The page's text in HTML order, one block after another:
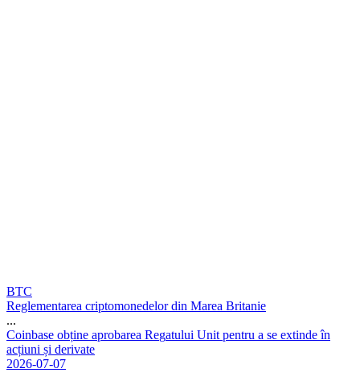
BTC
Reglementarea criptomonedelor din Marea Britanie
...
Coinbase obține aprobarea Regatului Unit pentru a se extinde în
acțiuni și derivate
2026-07-07